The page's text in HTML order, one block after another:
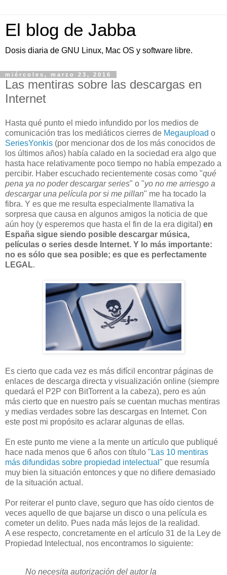
El blog de Jabba
Dosis diaria de GNU Linux, Mac OS y software libre.
miércoles, marzo 23, 2016
Las mentiras sobre las descargas en
Internet
Hasta qué punto el miedo infundido por los medios de
comunicación tras los mediáticos cierres de Megaupload o
SeriesYonkis (por mencionar dos de los más conocidos de
los últimos años) había calado en la sociedad era algo que
hasta hace relativamente poco tiempo no había empezado a
percibir. Haber escuchado recientemente cosas como "qué
pena ya no poder descargar series" o "yo no me arriesgo a
descargar una película por si me pillan" me ha tocado la
fibra. Y es que me resulta especialmente llamativa la
sorpresa que causa en algunos amigos la noticia de que
aún hoy (y esperemos que hasta el fin de la era digital) en
España sigue siendo posible descargar música,
películas o series desde Internet. Y lo más importante:
no es sólo que sea posible; es que es perfectamente
LEGAL.
Es cierto que cada vez es más difícil encontrar páginas de
enlaces de descarga directa y visualización online (siempre
quedará el P2P con BitTorrent a la cabeza), pero es aún
más cierto que en nuestro país se cuentan muchas mentiras
y medias verdades sobre las descargas en Internet. Con
este post mi propósito es aclarar algunas de ellas.
En este punto me viene a la mente un artículo que publiqué
hace nada menos que 6 años con título " Las 10 mentiras
más difundidas sobre propiedad intelectual " que resumía
muy bien la situación entonces y que no difiere demasiado
de la situación actual.
Por reiterar el punto clave, seguro que has oído cientos de
veces aquello de que bajarse un disco o una película es
cometer un delito. Pues nada más lejos de la realidad.
A ese respecto, concretamente en el artículo 31 de la Ley de
Propiedad Intelectual, nos encontramos lo siguiente:
No necesita autorización del autor la